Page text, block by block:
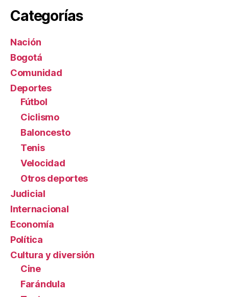
Categorías
Nación
Bogotá
Comunidad
Deportes
Fútbol
Ciclismo
Baloncesto
Tenis
Velocidad
Otros deportes
Judicial
Internacional
Economía
Política
Cultura y diversión
Cine
Farándula